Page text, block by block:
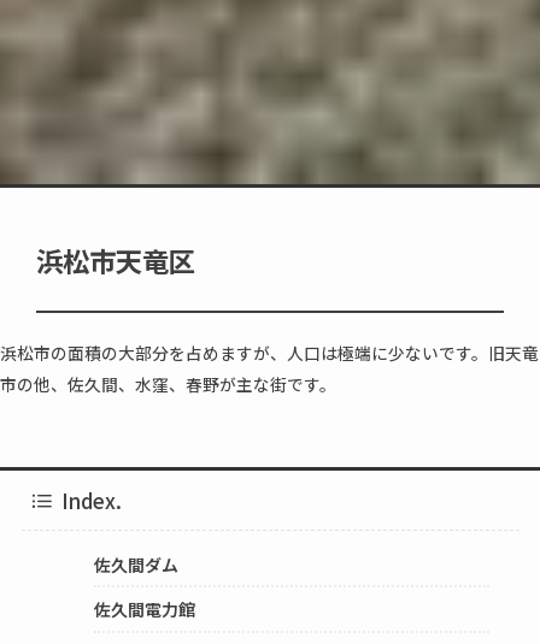
浜松市天竜区
浜松市の面積の大部分を占めますが、人口は極端に少ないです。旧天竜
市の他、佐久間、水窪、春野が主な街です。
Index.
佐久間ダム
佐久間電力館